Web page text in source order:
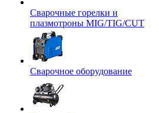
Сварочные горелки и
плазмотроны MIG/TIG/CUT
Сварочное оборудование